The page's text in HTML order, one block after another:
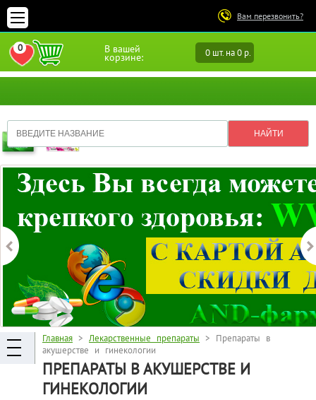
Вам перезвонить?
В вашей
корзине: 0 шт. на 0 р.
0
ПЕРЕЙТИ В ИЗБРАННОЕ
Главная > Лекарственные препараты > Препараты в
акушерстве и гинекологии
ПРЕПАРАТЫ В АКУШЕРСТВЕ И
ГИНЕКОЛОГИИ